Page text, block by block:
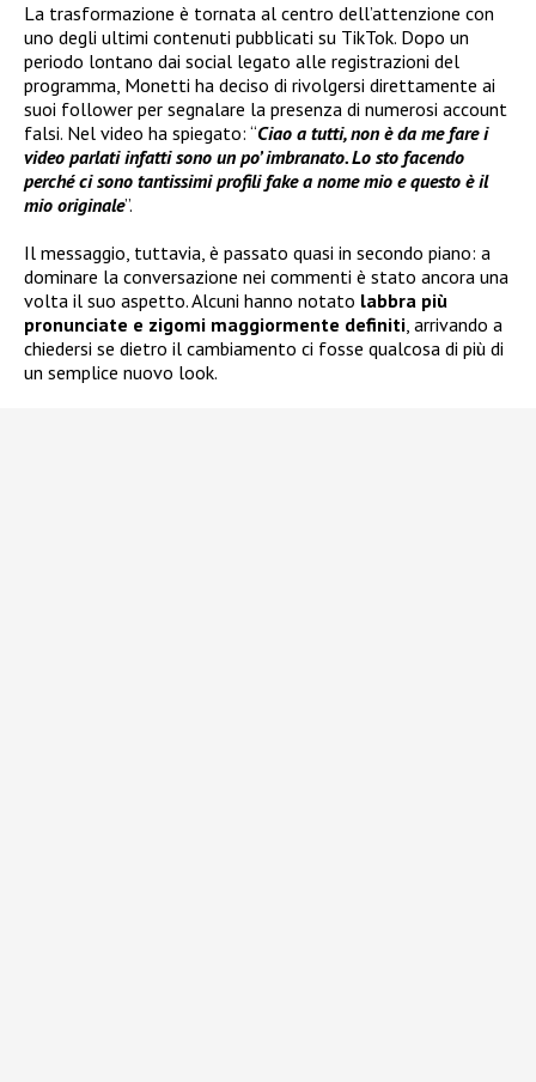
La trasformazione è tornata al centro dell’attenzione con
uno degli ultimi contenuti pubblicati su TikTok. Dopo un
periodo lontano dai social legato alle registrazioni del
programma, Monetti ha deciso di rivolgersi direttamente ai
suoi follower per segnalare la presenza di numerosi account
falsi. Nel video ha spiegato: “Ciao a tutti, non è da me fare i
video parlati infatti sono un po’ imbranato. Lo sto facendo
perché ci sono tantissimi profili fake a nome mio e questo è il
mio originale”.
Il messaggio, tuttavia, è passato quasi in secondo piano: a
dominare la conversazione nei commenti è stato ancora una
volta il suo aspetto. Alcuni hanno notato labbra più
pronunciate e zigomi maggiormente definiti, arrivando a
chiedersi se dietro il cambiamento ci fosse qualcosa di più di
un semplice nuovo look.